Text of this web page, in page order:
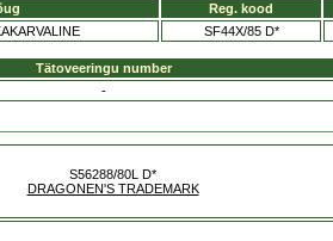
Reg. kood
SF44X/85 D*
Tätoveeringu number
-
S56288/80L D*
DRAGONEN'S TRADEMARK